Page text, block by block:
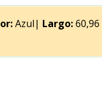
Azul| Largo:60,96